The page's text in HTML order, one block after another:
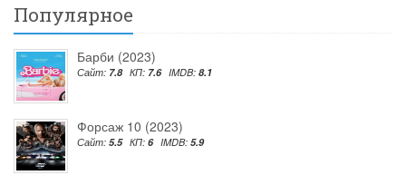
Популярное
Барби (2023)
Сайт: 7.8 КП: 7.6 IMDB: 8.1
Форсаж 10 (2023)
Сайт: 5.5 КП: 6 IMDB: 5.9